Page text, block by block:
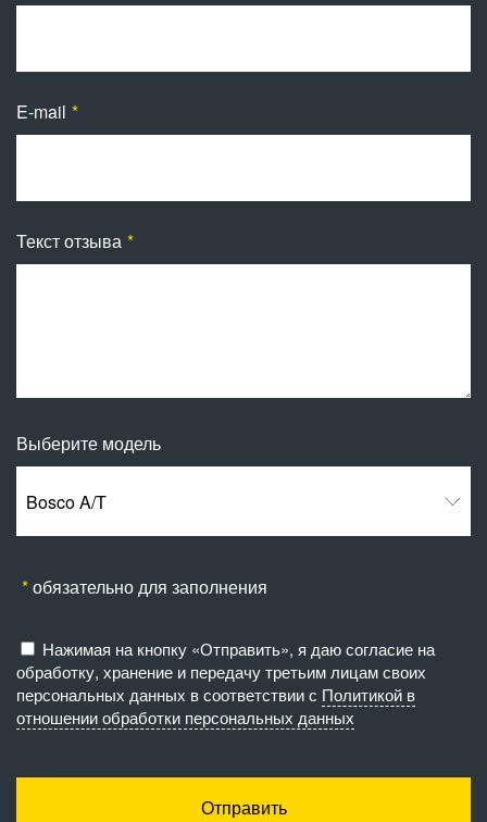
E-mail
Текст отзыва
Выберите модель
Bosco A/T
обязательно для заполнения
Нажимая на кнопку «Отправить», я даю согласие на
обработку, хранение и передачу третьим лицам своих
персональных данных в соответствии с Политикой в
отношении обработки персональных данных
Отправить